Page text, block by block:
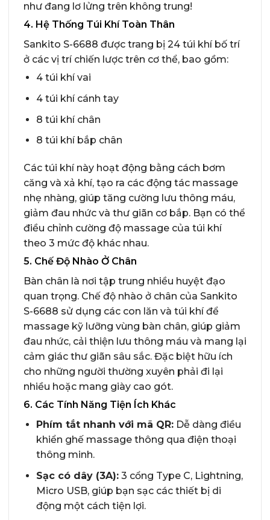
như đang lơ lửng trên không trung!
4. Hệ Thống Túi Khí Toàn Thân
Sankito S-6688 được trang bị 24 túi khí bố trí
ở các vị trí chiến lược trên cơ thể, bao gồm:
4 túi khí vai
4 túi khí cánh tay
8 túi khí chân
8 túi khí bắp chân
Các túi khí này hoạt động bằng cách bơm
căng và xả khí, tạo ra các động tác massage
nhẹ nhàng, giúp tăng cường lưu thông máu,
giảm đau nhức và thư giãn cơ bắp. Bạn có thể
điều chỉnh cường độ massage của túi khí
theo 3 mức độ khác nhau.
5. Chế Độ Nhào Ở Chân
Bàn chân là nơi tập trung nhiều huyệt đạo
quan trọng. Chế độ nhào ở chân của Sankito
S-6688 sử dụng các con lăn và túi khí để
massage kỹ lưỡng vùng bàn chân, giúp giảm
đau nhức, cải thiện lưu thông máu và mang lại
cảm giác thư giãn sâu sắc. Đặc biệt hữu ích
cho những người thường xuyên phải đi lại
nhiều hoặc mang giày cao gót.
6. Các Tính Năng Tiện Ích Khác
Phím tắt nhanh với mã QR:Dễ dàng điều
khiển ghế massage thông qua điện thoại
thông minh.
Sạc có dây (3A):3 cổng Type C, Lightning,
Micro USB, giúp bạn sạc các thiết bị di
động một cách tiện lợi.